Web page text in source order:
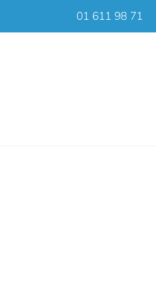
01 611 98 71